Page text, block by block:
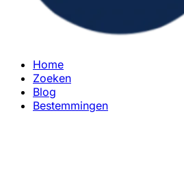
Home
Zoeken
Blog
Bestemmingen